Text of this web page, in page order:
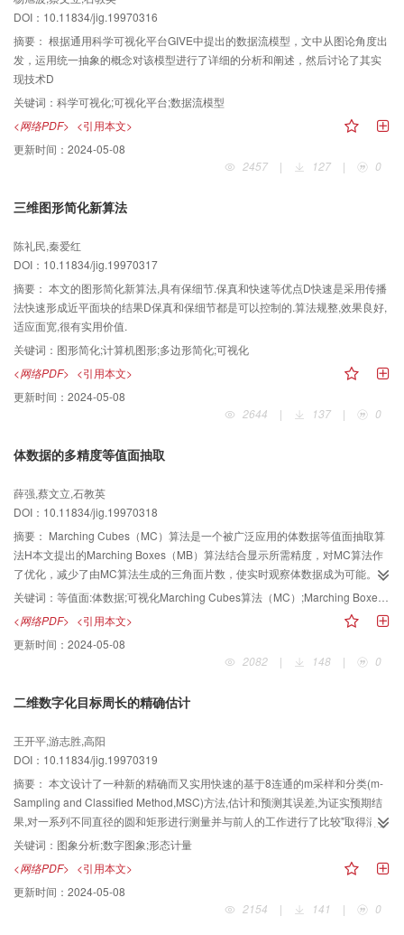
DOI：10.11834/jig.19970316
摘要： 根据通用科学可视化平台GIVE中提出的数据流模型，文中从图论角度出
发，运用统一抽象的概念对该模型进行了详细的分析和阐述，然后讨论了其实
现技术D
关键词： 科学可视化;可视化平台;数据流模型
<网络PDF> <引用本文>
更新时间： 2024-05-08
2457
| 127 | 0
三维图形简化新算法
陈礼民,秦爱红
DOI：10.11834/jig.19970317
摘要： 本文的图形简化新算法,具有保细节.保真和快速等优点D快速是采用传播
法快速形成近平面块的结果D保真和保细节都是可以控制的.算法规整,效果良好,
适应面宽,很有实用价值.
关键词： 图形简化;计算机图形;多边形简化;可视化
<网络PDF> <引用本文>
更新时间： 2024-05-08
2644
| 137 | 0
体数据的多精度等值面抽取
薛强,蔡文立,石教英
DOI：10.11834/jig.19970318
摘要： Marching Cubes（MC）算法是一个被广泛应用的体数据等值面抽取算
法H本文提出的Marching Boxes（MB）算法结合显示所需精度，对MC算法作
了优化，减少了由MC算法生成的三角面片数，使实时观察体数据成为可能。在
保留图象细节的前提下MB算法输出的三角面片数比MC算法减少了一半以上,从
关键词： 等值面:体数据;可视化Marching Cubes算法（MC）;Marching Boxes算法（MB）
<网络PDF> <引用本文>
更新时间： 2024-05-08
2082
| 148 | 0
二维数字化目标周长的精确估计
王开平,游志胜,高阳
DOI：10.11834/jig.19970319
摘要： 本文设计了一种新的精确而又实用快速的基于8连通的m采样和分类(m-
Sampling and Classified Method,MSC)方法,估计和预测其误差,为证实预期结
果,对一系列不同直径的圆和矩形进行测量并与前人的工作进行了比较"取得满意
的结果.
关键词： 图象分析;数字图象;形态计量
<网络PDF> <引用本文>
更新时间： 2024-05-08
2154
| 141 | 0